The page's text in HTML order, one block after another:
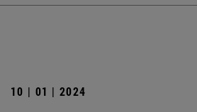
10 | 01 | 2024